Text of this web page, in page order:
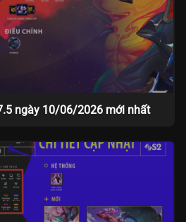
ngày 10/06/2026 mới nhất